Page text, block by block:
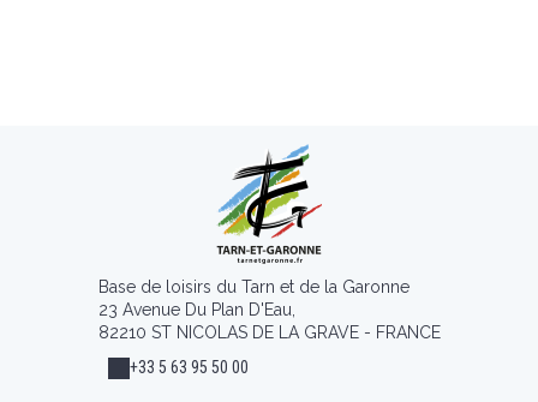
Base de loisirs du Tarn et de la Garonne
23 Avenue Du Plan D'Eau,
82210 ST NICOLAS DE LA GRAVE - FRANCE
+33 5 63 95 50 00